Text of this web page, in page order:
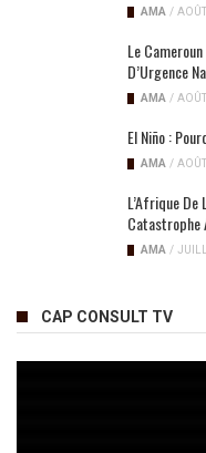
AMA /
Le
D’Urgence
AMA /
El Niño :
AMA /
L’Afrique De
Catastrophe
AMA /
CAP CONSULT TV